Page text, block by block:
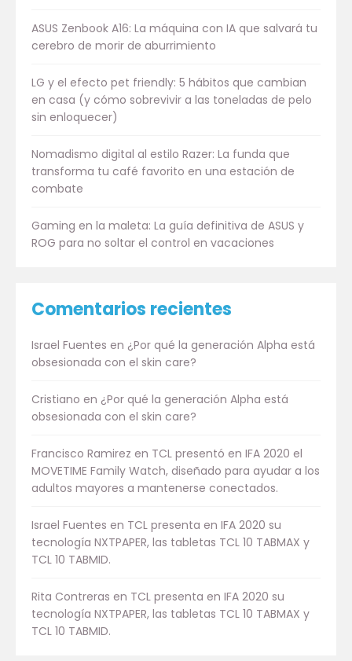
ASUS Zenbook A16: La máquina con IA que salvará tu
cerebro de morir de aburrimiento
LG y el efecto pet friendly: 5 hábitos que cambian
en casa (y cómo sobrevivir a las toneladas de pelo
sin enloquecer)
Nomadismo digital al estilo Razer: La funda que
transforma tu café favorito en una estación de
combate
Gaming en la maleta: La guía definitiva de ASUS y
ROG para no soltar el control en vacaciones
Comentarios recientes
Israel Fuentes en ¿Por qué la generación Alpha está
obsesionada con el skin care?
Cristiano en ¿Por qué la generación Alpha está
obsesionada con el skin care?
Francisco Ramirez en TCL presentó en IFA 2020 el
MOVETIME Family Watch, diseñado para ayudar a los
adultos mayores a mantenerse conectados.
Israel Fuentes en TCL presenta en IFA 2020 su
tecnología NXTPAPER, las tabletas TCL 10 TABMAX y
TCL 10 TABMID.
Rita Contreras en TCL presenta en IFA 2020 su
tecnología NXTPAPER, las tabletas TCL 10 TABMAX y
TCL 10 TABMID.